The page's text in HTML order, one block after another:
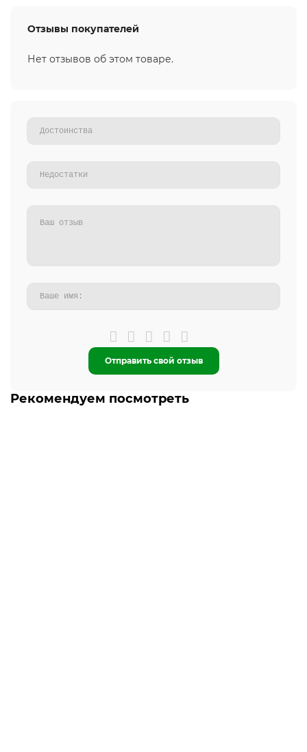
Отзывы покупателей
Нет отзывов об этом товаре.
Отправить свой отзыв
Рекомендуем посмотреть